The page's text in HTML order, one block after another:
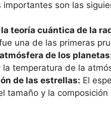
importantes son las
teoría cuántica de la
una de las primeras
de los
la temperatura de la
de las estrellas: El
tamaño y la